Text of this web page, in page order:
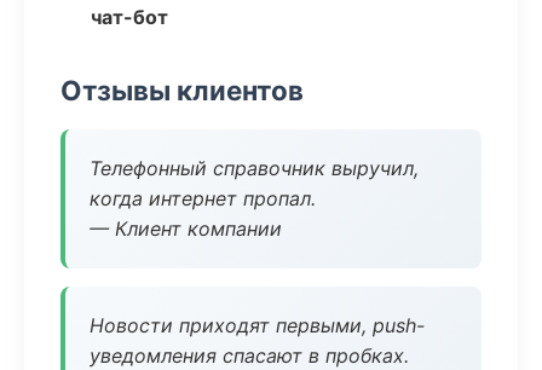
чат-бот
Отзывы клиентов
Телефонный справочник выручил,
когда интернет пропал.
— Клиент компании
Новости приходят первыми, push-
уведомления спасают в пробках.